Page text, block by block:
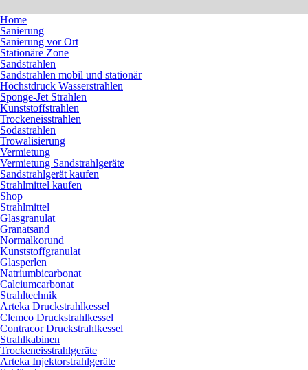
Home
Sanierung
Sanierung vor Ort
Stationäre Zone
Sandstrahlen
Sandstrahlen mobil und stationär
Höchstdruck Wasserstrahlen
Sponge-Jet Strahlen
Kunststoffstrahlen
Trockeneisstrahlen
Sodastrahlen
Trowalisierung
Vermietung
Vermietung Sandstrahlgeräte
Sandstrahlgerät kaufen
Strahlmittel kaufen
Shop
Strahlmittel
Glasgranulat
Granatsand
Normalkorund
Kunststoffgranulat
Glasperlen
Natriumbicarbonat
Calciumcarbonat
Strahltechnik
Arteka Druckstrahlkessel
Clemco Druckstrahlkessel
Contracor Druckstrahlkessel
Strahlkabinen
Trockeneisstrahlgeräte
Arteka Injektorstrahlgeräte